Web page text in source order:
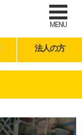
MENU
法人の方